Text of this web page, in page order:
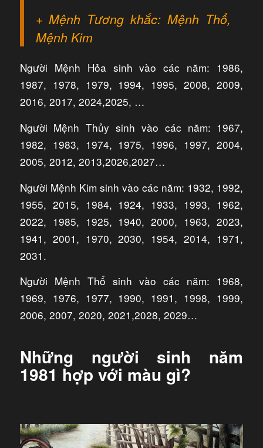
+ Mệnh Tương khắc: Mệnh Thổ,
Mệnh Kim
Người Mệnh Hỏa sinh vào các năm: 1986,
1987, 1978, 1979, 1994, 1995, 2008, 2009,
2016, 2017, 2024,2025, …
Người Mệnh Thủy sinh vào các năm: 1967,
1982, 1983, 1974, 1975, 1996, 1997, 2004,
2005, 2012, 2013,2026,2027…
Người Mệnh Kim sinh vào các năm: 1932, 1992,
1955, 2015, 1984, 1924, 1933, 1993, 1962,
2022, 1985, 1925, 1940, 2000, 1963, 2023,
1941, 2001, 1970, 2030, 1954, 2014, 1971,
2031.
Người Mệnh Thổ sinh vào các năm: 1968,
1969, 1976, 1977, 1990, 1991, 1998, 1999,
2006, 2007, 2020, 2021,2028, 2029…
Những người sinh năm
1981 hợp với màu gì?